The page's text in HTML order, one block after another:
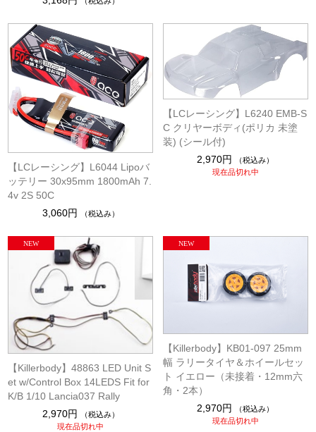
【LCレーシング】L6044 Lipoバ
ッテリー 30x95mm 1800mAh 7.
4v 2S 50C
3,060円
（税込み）
【LCレーシング】L6240 EMB-S
C クリヤーボディ(ポリカ 未塗
装) (シール付)
2,970円
（税込み）
現在品切れ中
【Killerbody】48863 LED Unit S
et w/Control Box 14LEDS Fit for
K/B 1/10 Lancia037 Rally
2,970円
（税込み）
現在品切れ中
【Killerbody】KB01-097 25mm
幅 ラリータイヤ＆ホイールセッ
ト イエロー（未接着・12mm六
角・2本）
2,970円
（税込み）
現在品切れ中